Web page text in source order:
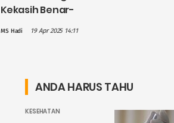
Kekasih Benar-
Berkomitmen
MS Hadi 19 Apr 2025 14:11
ANDA HARUS TAHU
KESEHATAN